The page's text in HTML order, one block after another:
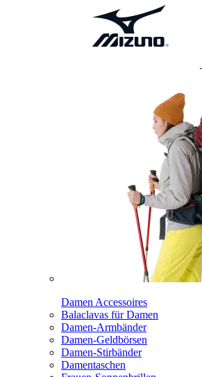
Damen Accessoires
Balaclavas für Damen
Damen-Armbänder
Damen-Geldbörsen
Damen-Stirbänder
Damentaschen